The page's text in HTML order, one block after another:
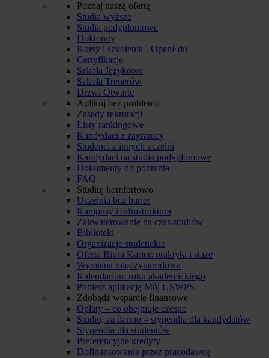
Poznaj naszą ofertę
Studia wyższe
Studia podyplomowe
Doktoraty
Kursy i szkolenia - OpenEdu
Certyfikacje
Szkoła Językowa
Szkoła Trenerów
Drzwi Otwarte
Aplikuj bez problemu
Zasady rekrutacji
Listy rankingowe
Kandydaci z zagranicy
Studenci z innych uczelni
Kandydaci na studia podyplomowe
Dokumenty do pobrania
FAQ
Studiuj komfortowo
Uczelnia bez barier
Kampusy i infrastruktura
Zakwaterowanie na czas studiów
Biblioteki
Organizacje studenckie
Oferta Biura Karier: praktyki i staże
Wymiana międzynarodowa
Kalendarium roku akademickiego
Pobierz aplikację Mój USWPS
Zdobądź wsparcie finansowe
Opłaty – co obejmuje czesne
Studiuj za darmo – stypendia dla kandydatów
Stypendia dla studentów
Preferencyjne kredyty
Dofinansowanie przez pracodawcę